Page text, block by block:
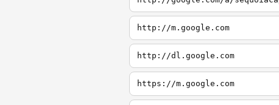
http://m.google.com
http://dl.google.com
https://m.google.com